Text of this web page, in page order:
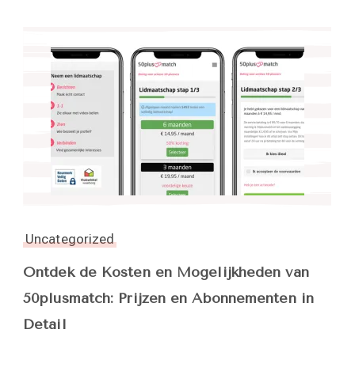
Uncategorized
Ontdek de Kosten en Mogelijkheden van
50plusmatch: Prijzen en Abonnementen in
Detail